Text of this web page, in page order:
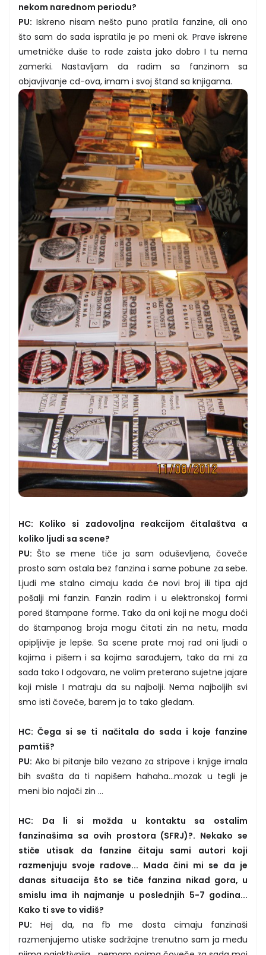
nekom narednom periodu?
PU: Iskreno nisam nešto puno pratila fanzine, ali ono
što sam do sada ispratila je po meni ok. Prave iskrene
umetničke duše to rade zaista jako dobro I tu nema
zamerki. Nastavljam da radim sa fanzinom sa
objavjivanje cd-ova, imam i svoj štand sa knjigama.
HC: Koliko si zadovoljna reakcijom čitalaštva a
koliko ljudi sa scene?
PU: Što se mene tiče ja sam oduševljena, čoveče
prosto sam ostala bez fanzina i same pobune za sebe.
Ljudi me stalno cimaju kada će novi broj ili tipa ajd
pošalji mi fanzin. Fanzin radim i u elektronskoj formi
pored štampane forme. Tako da oni koji ne mogu doći
do štampanog broja mogu čitati zin na netu, mada
opipljivije je lepše. Sa scene prate moj rad oni ljudi o
kojima i pišem i sa kojima sarađujem, tako da mi za
sada tako I odgovara, ne volim preterano sujetne jajare
koji misle I matraju da su najbolji. Nema najboljih svi
smo isti čoveče, barem ja to tako gledam.
HC: Čega si se ti načitala do sada i koje fanzine
pamtiš?
PU: Ako bi pitanje bilo vezano za stripove i knjige imala
bih svašta da ti napišem hahaha…mozak u tegli je
meni bio najači zin …
HC: Da li si možda u kontaktu sa ostalim
fanzinašima sa ovih prostora (SFRJ)?. Nekako se
stiče utisak da fanzine čitaju sami autori koji
razmenjuju svoje radove... Mada čini mi se da je
danas situacija što se tiče fanzina nikad gora, u
smislu ima ih najmanje u poslednjih 5-7 godina...
Kako ti sve to vidiš?
PU: Hej da, na fb me dosta cimaju fanzinaši
razmenjujemo utiske sadržajne trenutno sam ja među